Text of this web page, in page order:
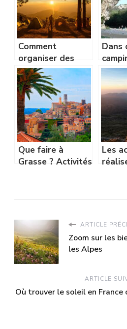
Comment
organiser des
vacances dans un
camping à
Quiberon ?
Dans
ses
de
dans
en
Que faire à
Grasse ? Activités
Les
à
ARTICLE
Zoom sur les
les Alpes
ARTICLE
Où trouver le soleil en